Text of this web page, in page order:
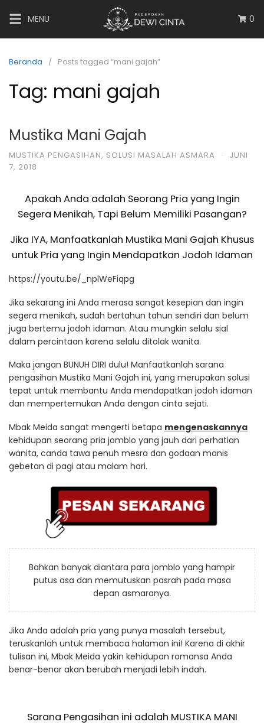
MENU 0
Beranda Posts tagged “mani gajah”
Tag: mani gajah
Mustika Mani Gajah
MUSTIKA PENGASIHAN, SOLUSI MASALAH ASMARA ·
JUNI
7, 2018
Apakah Anda adalah Seorang Pria yang Ingin
Segera Menikah, Tapi Belum Memiliki Pasangan?
Jika IYA, Manfaatkanlah Mustika Mani Gajah Khusus
untuk Pria yang Ingin Mendapatkan Jodoh Idaman
https://youtu.be/_nplWeFiqpg
Jika sekarang ini Anda merasa sangat kesepian dan ingin
segera menikah, sudah bertahun tahun sendiri dan belum
juga bertemu jodoh idaman. Atau mungkin selalu sial
dalam percintaan karena selalu ditolak wanita.
Maka jangan BUNUH DIRI dulu! Manfaatkanlah sarana
pengasihan Mustika Mani Gajah ini, yang merupakan solusi
tepat untuk membantu Anda mendapatkan jodoh idaman
dan mempertemukan Anda dengan cinta sejati.
Mbak Meida sangat mengerti betapa mengenaskannya
kehidupan seorang pria jomblo yang jauh dari perhatian
wanita, canda tawa penuh mesra dan godaan manis
gebetan di pagi atau malam hari.
Bahkan banyak diantara para jomblo yang hampir
putus asa dan memutuskan pasrah pada masa
depan asmaranya.
Jika Anda adalah pria yang punya masalah tersebut,
teruskanlah untuk membaca halaman ini! Karena di akhir
tulisan ini, Mbak Meida yakin kehidupan romansa Anda
benar-benar akan berubah menjadi lebih indah.
Sarana Pengasihan ini adalah MUSTIKA MANI